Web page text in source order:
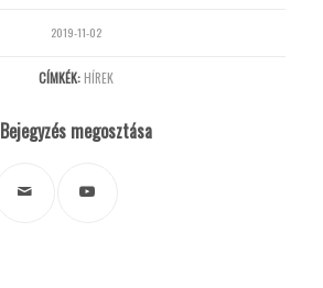
2019-11-02
CÍMKÉK: HÍREK
Bejegyzés megosztása